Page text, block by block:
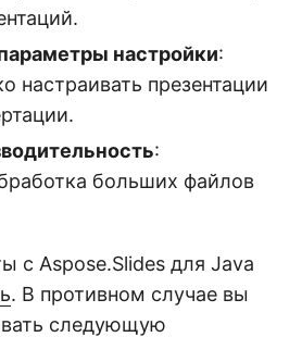
настройки:
настраивать презентации
:
больших файлов
с Aspose.Slides для Java
. В противном случае вы
следующую